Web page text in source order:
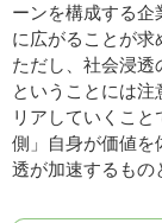
ーンを構成する
に広がることが求
ただし、社会浸
ということには
リアしていくこ
側」自身が価値を
透が加速するもの